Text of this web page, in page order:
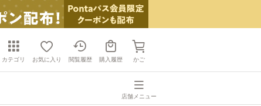
カテゴリ お気に入り 閲覧履歴 購入履歴 かご
店舗メニュー